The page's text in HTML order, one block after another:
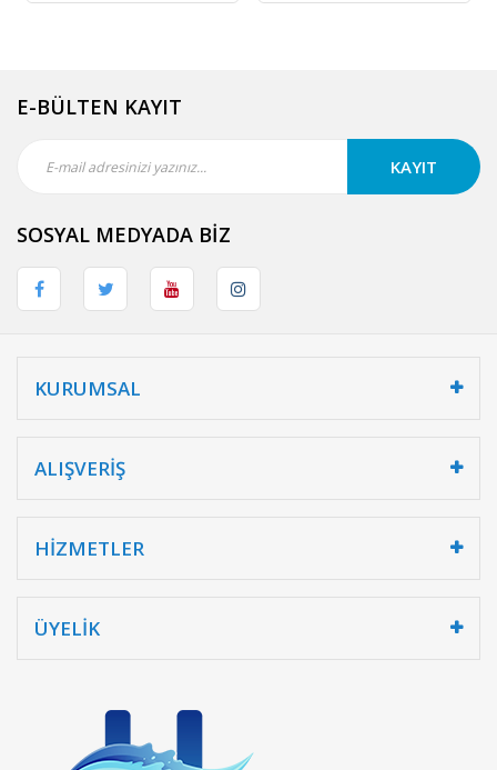
E-BÜLTEN KAYIT
KAYIT
SOSYAL MEDYADA BİZ
KURUMSAL
ALIŞVERİŞ
HİZMETLER
ÜYELİK